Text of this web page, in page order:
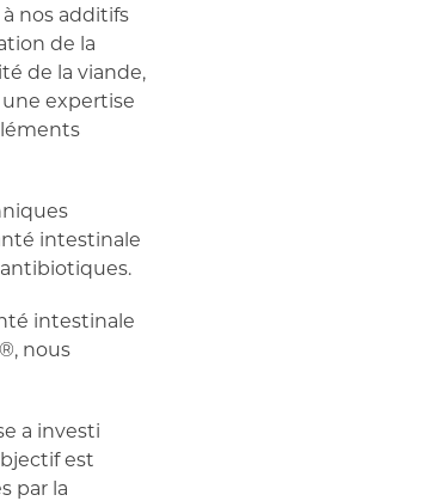
nos additifs
de la
de la viande,
expertise
intestinale
intestinale
nous
a investi
est
par la